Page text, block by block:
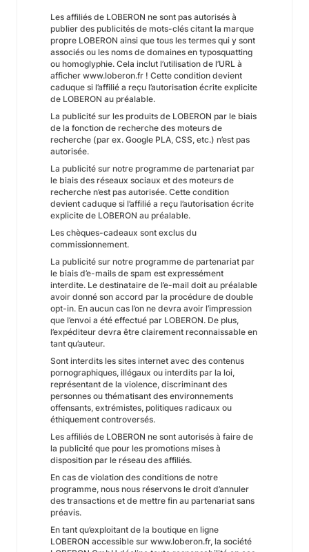
Les affiliés de LOBERON ne sont pas autorisés à
publier des publicités de mots-clés citant la marque
propre LOBERON ainsi que tous les termes qui y sont
associés ou les noms de domaines en typosquatting
ou homoglyphie. Cela inclut l’utilisation de l’URL à
afficher www.loberon.fr ! Cette condition devient
caduque si l’affilié a reçu l’autorisation écrite explicite
de LOBERON au préalable.
La publicité sur les produits de LOBERON par le biais
de la fonction de recherche des moteurs de
recherche (par ex. Google PLA, CSS, etc.) n’est pas
autorisée.
La publicité sur notre programme de partenariat par
le biais des réseaux sociaux et des moteurs de
recherche n’est pas autorisée. Cette condition
devient caduque si l’affilié a reçu l’autorisation écrite
explicite de LOBERON au préalable.
Les chèques-cadeaux sont exclus du
commissionnement.
La publicité sur notre programme de partenariat par
le biais d’e-mails de spam est expressément
interdite. Le destinataire de l’e-mail doit au préalable
avoir donné son accord par la procédure de double
opt-in. En aucun cas l’on ne devra avoir l’impression
que l’envoi a été effectué par LOBERON. De plus,
l’expéditeur devra être clairement reconnaissable en
tant qu’auteur.
Sont interdits les sites internet avec des contenus
pornographiques, illégaux ou interdits par la loi,
représentant de la violence, discriminant des
personnes ou thématisant des environnements
offensants, extrémistes, politiques radicaux ou
éthiquement controversés.
Les affiliés de LOBERON ne sont autorisés à faire de
la publicité que pour les promotions mises à
disposition par le réseau des affiliés.
En cas de violation des conditions de notre
programme, nous nous réservons le droit d’annuler
des transactions et de mettre fin au partenariat sans
préavis.
En tant qu’exploitant de la boutique en ligne
LOBERON accessible sur www.loberon.fr, la société